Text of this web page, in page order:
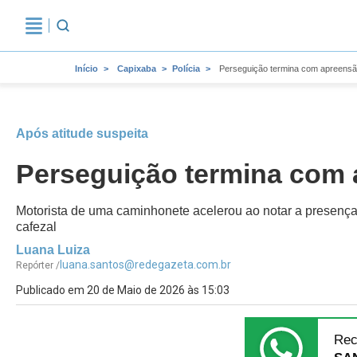
Início Capixaba Polícia Perseguição termina com
Após atitude suspeita
Perseguição termina com
Motorista de uma caminhonete acelerou ao notar a
cafezal
Luana Luiza
Repórter / luana.santos@redegazeta.com.br
Publicado em 20 de Maio de 2026 às 15:03